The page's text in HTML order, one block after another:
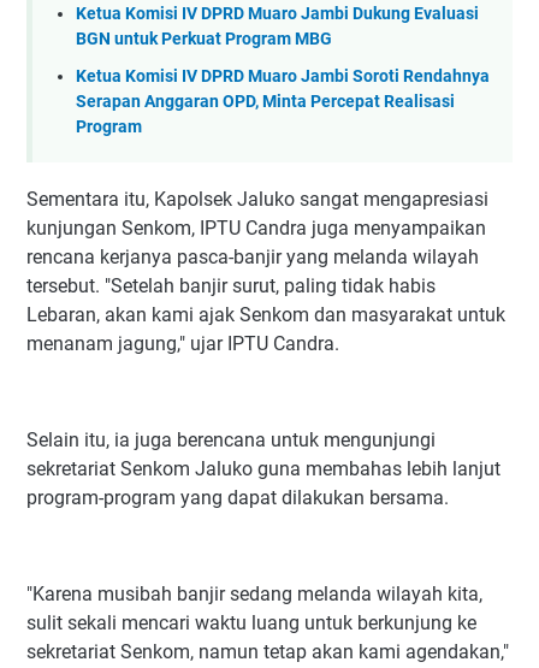
Ketua Komisi IV DPRD Muaro Jambi Dukung Evaluasi
BGN untuk Perkuat Program MBG
Ketua Komisi IV DPRD Muaro Jambi Soroti Rendahnya
Serapan Anggaran OPD, Minta Percepat Realisasi
Program
Sementara itu, Kapolsek Jaluko sangat mengapresiasi
kunjungan Senkom, IPTU Candra juga menyampaikan
rencana kerjanya pasca-banjir yang melanda wilayah
tersebut. "Setelah banjir surut, paling tidak habis
Lebaran, akan kami ajak Senkom dan masyarakat untuk
menanam jagung," ujar IPTU Candra.
Selain itu, ia juga berencana untuk mengunjungi
sekretariat Senkom Jaluko guna membahas lebih lanjut
program-program yang dapat dilakukan bersama.
"Karena musibah banjir sedang melanda wilayah kita,
sulit sekali mencari waktu luang untuk berkunjung ke
sekretariat Senkom, namun tetap akan kami agendakan,"